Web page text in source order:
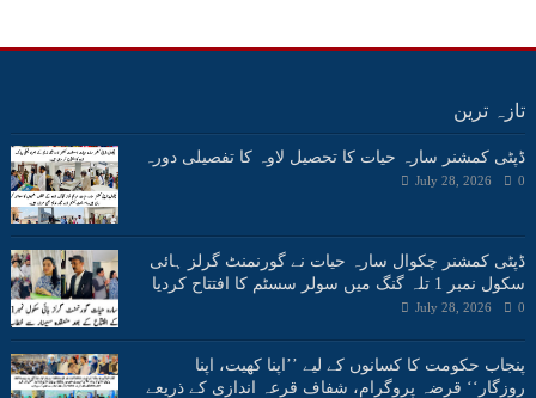
تازہ ترین
ڈپٹی کمشنر سارہ حیات کا تحصیل لاوہ کا تفصیلی دورہ
July 28, 2026 0
ڈپٹی کمشنر چکوال سارہ حیات نے گورنمنٹ گرلز ہائی
سکول نمبر 1 تلہ گنگ میں سولر سسٹم کا افتتاح کردیا
July 28, 2026 0
پنجاب حکومت کا کسانوں کے لیے ’’اپنا کھیت، اپنا
روزگار‘‘ قرضہ پروگرام، شفاف قرعہ اندازی کے ذریعے